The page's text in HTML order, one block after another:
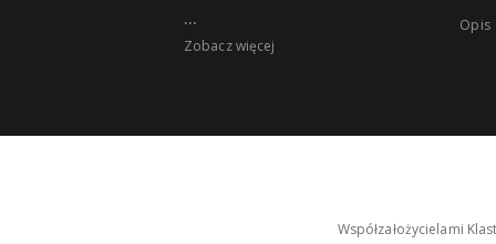
...
Zobacz więcej
Opis
Współzałożycielami